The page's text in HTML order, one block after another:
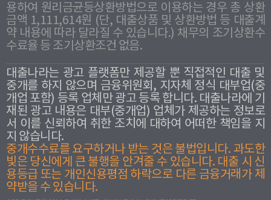
용하여 원리금균등상환방법으로 이용하는 경우 총 상환
금액 1,111,614원 (단, 대출상품 및 상환방법 등 대출계
약 내용에 따라 달라질 수 있습니다.) 채무의 조기상환수
수료율 등 조기상환조건 없음.
대출나라는 광고 플랫폼만 제공할 뿐 직접적인 대출 및
중개를 하지 않으며 금융위원회, 지자체 정식 대부업(중
개업 포함) 등록 업체만 광고 등록 합니다. 대출나라에 기
재된 광고 내용은 대부(중개업) 업체가 제공하는 정보로
서 이를 신뢰하여 취한 조치에 대하여 어떠한 책임을 지
지 않습니다.
중개수수료를 요구하거나 받는 것은 불법입니다. 과도한
빛은 당신에게 큰 불행을 안겨줄 수 있습니다. 대출 시 신
용등급 또는 개인신용평점 하락으로 다른 금융거래가 제
약받을 수 있습니다.